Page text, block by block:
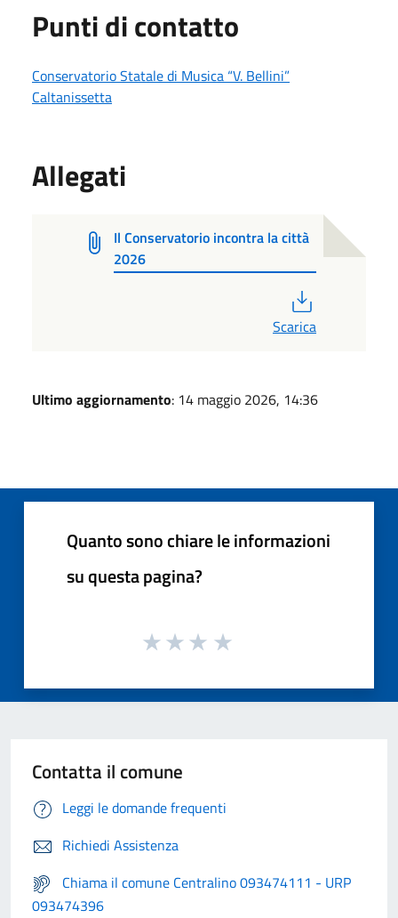
Punti di contatto
Conservatorio Statale di Musica “V. Bellini”
Caltanissetta
Allegati
Il Conservatorio incontra la città
2026
Scarica
Ultimo aggiornamento: 14 maggio 2026, 14:36
Quanto sono chiare le informazioni
su questa pagina?
Contatta il comune
Leggi le domande frequenti
Richiedi Assistenza
Chiama il comune Centralino 093474111 - URP
093474396